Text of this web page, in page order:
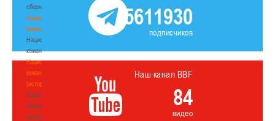
сборные
Национальная
команда
Национальная
команда
Национальная
команда
(история)
Национальная
команда
(история)
5611930
подписчиков
Наш канал BBF
84
видео